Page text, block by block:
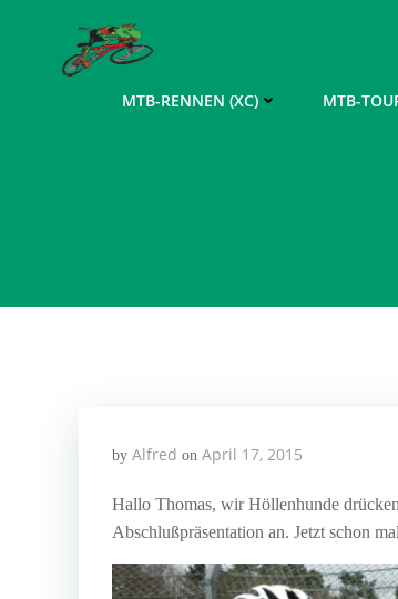
MTB-RENNEN (XC) MTB-
by Alfred on April 17, 2015
Hallo Thomas, wir Höllenhunde
Abschlußpräsentation an. Jetzt schon